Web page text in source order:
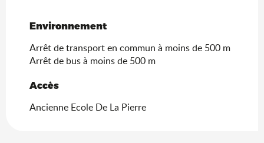
Environnement
Environnement
Arrêt de transport en commun à moins de 500 m
Arrêt de bus à moins de 500 m
Accès
Accès
Ancienne Ecole De La Pierre